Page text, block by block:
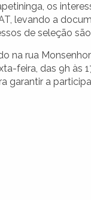
os
levando a
de seleção
na rua
feira, das 9h às
a